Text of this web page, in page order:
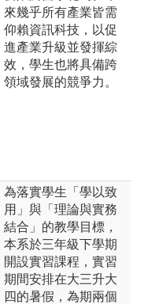
來幾乎所有產業皆需
仰賴資訊科技，以促
進產業升級並發揮綜
效，學生也將具備跨
領域發展的競爭力。
為落實學生「學以致
用」與「理論與實務
結合」的教學目標，
本系於三年級下學期
開設實習課程，實習
期間安排在大三升大
四的暑假，為期兩個